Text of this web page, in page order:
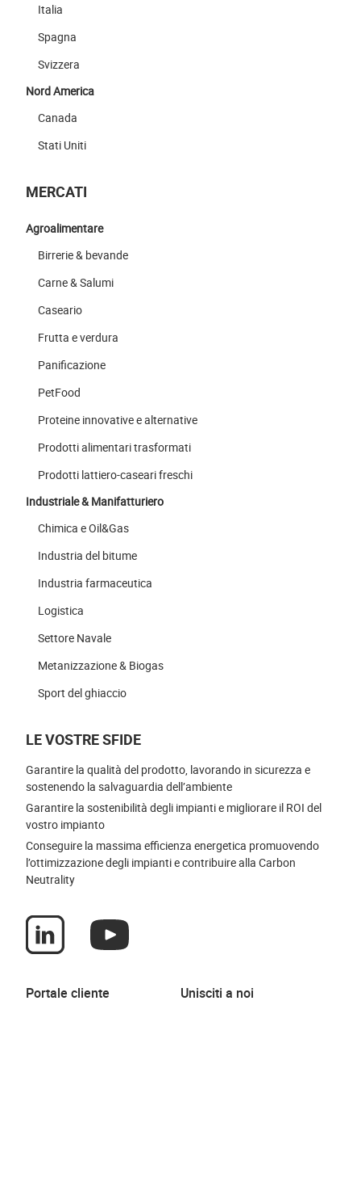
Italia
Spagna
Svizzera
Nord America
Canada
Stati Uniti
MERCATI
Agroalimentare
Birrerie & bevande
Carne & Salumi
Caseario
Frutta e verdura
Panificazione
PetFood
Proteine innovative e alternative
Prodotti alimentari trasformati
Prodotti lattiero-caseari freschi
Industriale & Manifatturiero
Chimica e Oil&Gas
Industria del bitume
Industria farmaceutica
Logistica
Settore Navale
Metanizzazione & Biogas
Sport del ghiaccio
LE VOSTRE SFIDE
Garantire la qualità del prodotto, lavorando in sicurezza e
sostenendo la salvaguardia dell’ambiente
Garantire la sostenibilità degli impianti e migliorare il ROI del
vostro impianto
Conseguire la massima efficienza energetica promuovendo
l’ottimizzazione degli impianti e contribuire alla Carbon
Neutrality
Portale cliente Unisciti a noi